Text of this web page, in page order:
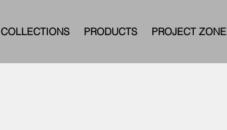
COLLECTIONS PRODUCTS PROJECT ZONE